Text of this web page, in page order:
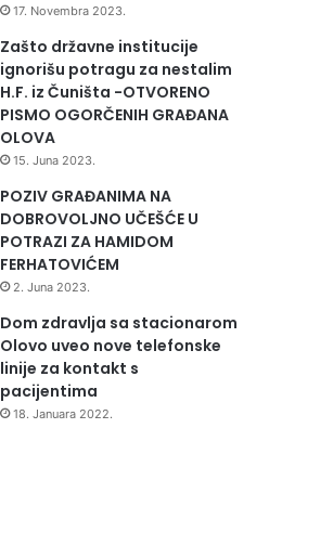
17. Novembra 2023.
Zašto državne institucije
ignorišu potragu za nestalim
H.F. iz Čuništa -OTVORENO
PISMO OGORČENIH GRAĐANA
OLOVA
15. Juna 2023.
POZIV GRAĐANIMA NA
DOBROVOLJNO UČEŠĆE U
POTRAZI ZA HAMIDOM
FERHATOVIĆEM
2. Juna 2023.
Dom zdravlja sa stacionarom
Olovo uveo nove telefonske
linije za kontakt s
pacijentima
18. Januara 2022.